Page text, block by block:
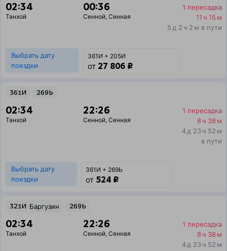
02:34
Танхой
00:36
Сенной, Сенная
1 пересадка
11 ч 15 м
5 д 2 ч 2 м в пути
Выбрать дату
поездки
361И + 205И
от 27 806 ₽
361И 269Ь
02:34
Танхой
22:26
Сенной, Сенная
1 пересадка
8 ч 38 м
4 д 23 ч 52 м
в пути
Выбрать дату
поездки
361И + 269Ь
от 524 ₽
321И Баргузин 269Ь
02:34
Танхой
22:26
Сенной, Сенная
1 пересадка
8 ч 38 м
4 д 23 ч 52 м